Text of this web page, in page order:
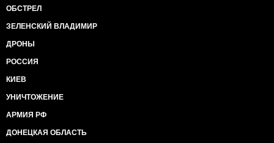
ОБСТРЕЛ
ЗЕЛЕНСКИЙ ВЛАДИМИР
ДРОНЫ
РОССИЯ
КИЕВ
УНИЧТОЖЕНИЕ
АРМИЯ РФ
ДОНЕЦКАЯ ОБЛАСТЬ